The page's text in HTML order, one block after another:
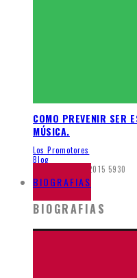
COMO PREVENIR SER
MÚSICA.
Los Promotores
Blog
noviembre 30, 2015 5930
BIOGRAFIAS
BIOGRAFIAS